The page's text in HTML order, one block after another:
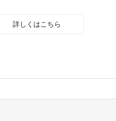
詳しくはこちら